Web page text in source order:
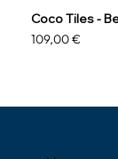
Coco Tiles -
Prix
109,00 €